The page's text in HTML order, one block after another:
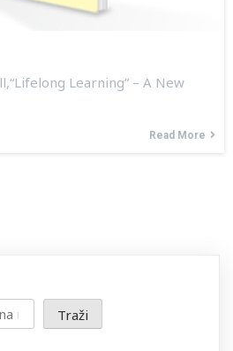
Learning” – A New
Read More
Traži